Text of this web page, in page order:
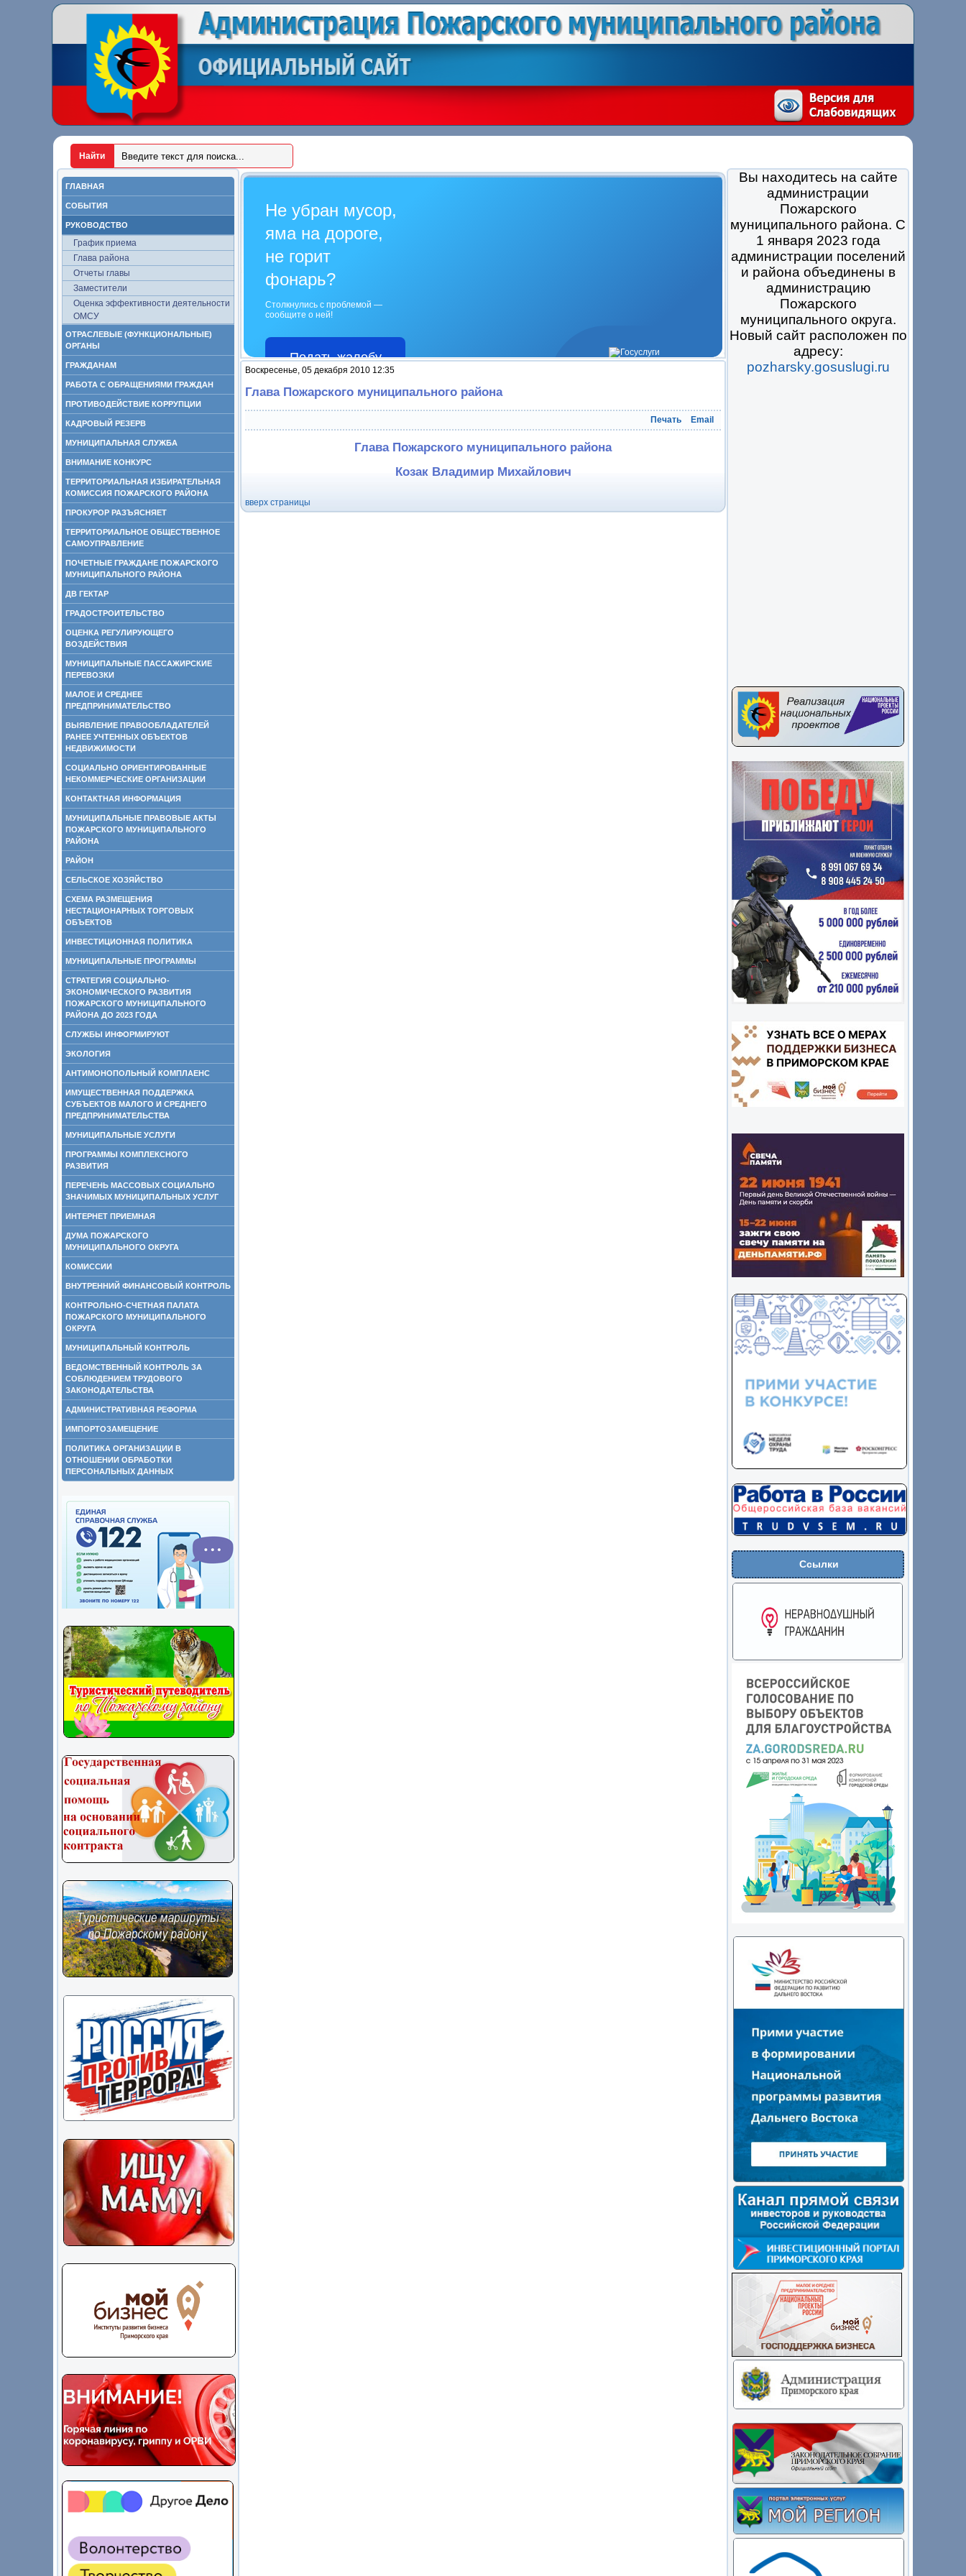
ГЛАВНАЯ
СОБЫТИЯ
РУКОВОДСТВО
График приема
Глава района
Отчеты главы
Заместители
Оценка эффективности деятельности
ОМСУ
ОТРАСЛЕВЫЕ (ФУНКЦИОНАЛЬНЫЕ)
ОРГАНЫ
ГРАЖДАНАМ
РАБОТА С ОБРАЩЕНИЯМИ ГРАЖДАН
ПРОТИВОДЕЙСТВИЕ КОРРУПЦИИ
КАДРОВЫЙ РЕЗЕРВ
МУНИЦИПАЛЬНАЯ СЛУЖБА
ВНИМАНИЕ КОНКУРС
ТЕРРИТОРИАЛЬНАЯ ИЗБИРАТЕЛЬНАЯ
КОМИССИЯ ПОЖАРСКОГО РАЙОНА
ПРОКУРОР РАЗЪЯСНЯЕТ
ТЕРРИТОРИАЛЬНОЕ ОБЩЕСТВЕННОЕ
САМОУПРАВЛЕНИЕ
ПОЧЕТНЫЕ ГРАЖДАНЕ ПОЖАРСКОГО
МУНИЦИПАЛЬНОГО РАЙОНА
ДВ ГЕКТАР
ГРАДОСТРОИТЕЛЬСТВО
ОЦЕНКА РЕГУЛИРУЮЩЕГО
ВОЗДЕЙСТВИЯ
МУНИЦИПАЛЬНЫЕ ПАССАЖИРСКИЕ
ПЕРЕВОЗКИ
МАЛОЕ И СРЕДНЕЕ
ПРЕДПРИНИМАТЕЛЬСТВО
ВЫЯВЛЕНИЕ ПРАВООБЛАДАТЕЛЕЙ
РАНЕЕ УЧТЕННЫХ ОБЪЕКТОВ
НЕДВИЖИМОСТИ
СОЦИАЛЬНО ОРИЕНТИРОВАННЫЕ
НЕКОММЕРЧЕСКИЕ ОРГАНИЗАЦИИ
КОНТАКТНАЯ ИНФОРМАЦИЯ
МУНИЦИПАЛЬНЫЕ ПРАВОВЫЕ АКТЫ
ПОЖАРСКОГО МУНИЦИПАЛЬНОГО
РАЙОНА
РАЙОН
СЕЛЬСКОЕ ХОЗЯЙСТВО
СХЕМА РАЗМЕЩЕНИЯ
НЕСТАЦИОНАРНЫХ ТОРГОВЫХ
ОБЪЕКТОВ
ИНВЕСТИЦИОННАЯ ПОЛИТИКА
МУНИЦИПАЛЬНЫЕ ПРОГРАММЫ
СТРАТЕГИЯ СОЦИАЛЬНО-
ЭКОНОМИЧЕСКОГО РАЗВИТИЯ
ПОЖАРСКОГО МУНИЦИПАЛЬНОГО
РАЙОНА ДО 2023 ГОДА
СЛУЖБЫ ИНФОРМИРУЮТ
ЭКОЛОГИЯ
АНТИМОНОПОЛЬНЫЙ КОМПЛАЕНС
ИМУЩЕСТВЕННАЯ ПОДДЕРЖКА
СУБЪЕКТОВ МАЛОГО И СРЕДНЕГО
ПРЕДПРИНИМАТЕЛЬСТВА
МУНИЦИПАЛЬНЫЕ УСЛУГИ
ПРОГРАММЫ КОМПЛЕКСНОГО
РАЗВИТИЯ
ПЕРЕЧЕНЬ МАССОВЫХ СОЦИАЛЬНО
ЗНАЧИМЫХ МУНИЦИПАЛЬНЫХ УСЛУГ
ИНТЕРНЕТ ПРИЕМНАЯ
ДУМА ПОЖАРСКОГО
МУНИЦИПАЛЬНОГО ОКРУГА
КОМИССИИ
ВНУТРЕННИЙ ФИНАНСОВЫЙ КОНТРОЛЬ
КОНТРОЛЬНО-СЧЕТНАЯ ПАЛАТА
ПОЖАРСКОГО МУНИЦИПАЛЬНОГО
ОКРУГА
МУНИЦИПАЛЬНЫЙ КОНТРОЛЬ
ВЕДОМСТВЕННЫЙ КОНТРОЛЬ ЗА
СОБЛЮДЕНИЕМ ТРУДОВОГО
ЗАКОНОДАТЕЛЬСТВА
АДМИНИСТРАТИВНАЯ РЕФОРМА
ИМПОРТОЗАМЕЩЕНИЕ
ПОЛИТИКА ОРГАНИЗАЦИИ В
ОТНОШЕНИИ ОБРАБОТКИ
ПЕРСОНАЛЬНЫХ ДАННЫХ
Вы находитесь на сайте
администрации
Пожарского
муниципального района. С
1 января 2023 года
администрации поселений
и района объединены в
администрацию
Пожарского
муниципального округа.
Новый сайт расположен по
адресу:
pozharsky.gosuslugi.ru
Ссылки
Не убран мусор,
яма на дороге,
не горит
фонарь?
Столкнулись с проблемой —
сообщите о ней!
Подать жалобу
Воскресенье, 05 декабря 2010 12:35
Глава Пожарского муниципального района
Печать Email
Глава Пожарского муниципального района
Козак Владимир Михайлович
вверх страницы